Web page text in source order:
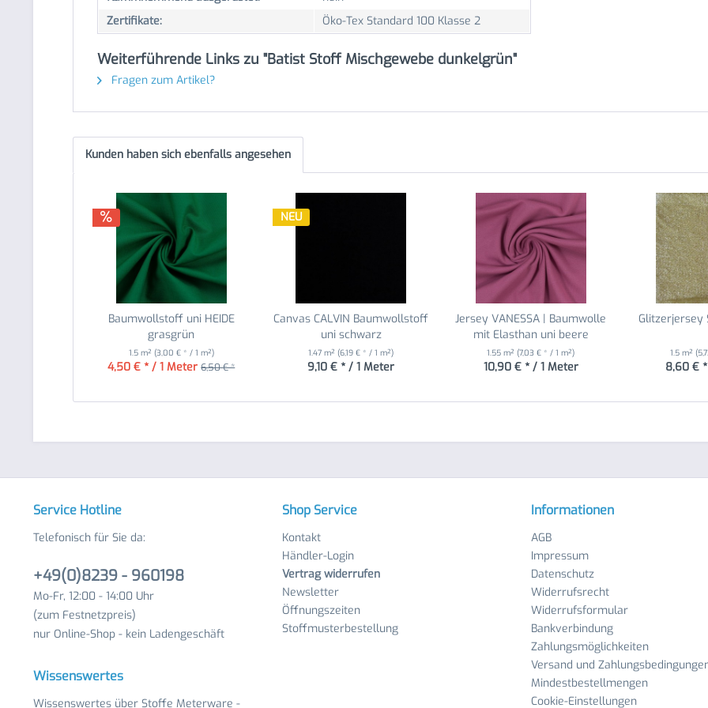
Zertifikate:
Öko-Tex Standard 100 Klasse 2
Weiterführende Links zu "Batist Stoff Mischgewebe dunkelgrün"
Fragen zum Artikel?
Kunden haben sich ebenfalls angesehen
Baumwollstoff uni HEIDE
grasgrün
1.5 m² (3,00 € * / 1 m²)
4,50 € * / 1 Meter 6,50 € *
NEU
Canvas CALVIN Baumwollstoff
uni schwarz
1.47 m²(6,19 € * / 1 m²)
9,10 € * / 1 Meter
Jersey VANESSA | Baumwolle
mit Elasthan uni beere
1.55 m²(7,03 € * / 1 m²)
10,90 € * / 1 Meter
Glitzerjersey
1.5 m²
8,60 €
Service Hotline
Telefonisch für Sie da:
+49(0)8239 - 960198
Mo-Fr, 12:00 - 14:00 Uhr
(zum Festnetzpreis)
nur Online-Shop - kein Ladengeschäft
Wissenswertes
Wissenswertes über Stoffe Meterware -
Shop Service
Kontakt
Händler-Login
Vertrag widerrufen
Newsletter
Öffnungszeiten
Stoffmusterbestellung
Informationen
AGB
Impressum
Datenschutz
Widerrufsrecht
Widerrufsformular
Bankverbindung
Zahlungsmöglichkeiten
Versand und
Mindestbestellmengen
Cookie-Einstellungen